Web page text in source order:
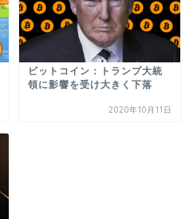
ビットコイン：トランプ大統
領に影響を受け大きく下落
2020年10月11日